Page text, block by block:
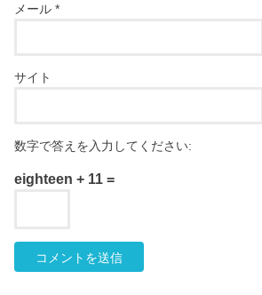
メール*
サイト
数字で答えを入力してください:
eighteen + 11 =